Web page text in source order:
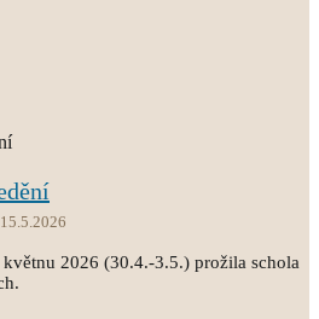
15.5.2026
2026 (30.4.-3.5.) prožila schola